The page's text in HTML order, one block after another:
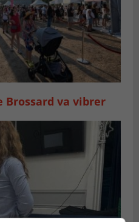
Brossard va vibrer